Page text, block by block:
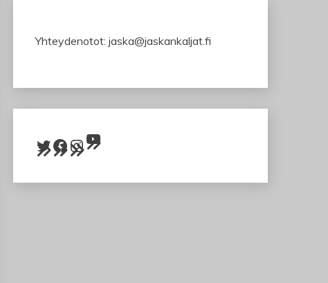
Yhteydenotot: jaska@jaskankaljat.fi
Twitter Facebook InstagramYouTube